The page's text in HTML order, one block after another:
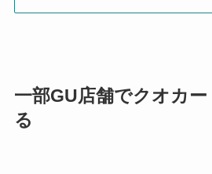
一部GU店舗でクオカー
る